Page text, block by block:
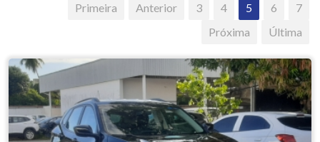
Primeira Anterior 3 4 5 6
7
Próxima
Última